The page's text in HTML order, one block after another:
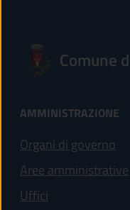
Comune
AMMINISTRAZIONE
Organi di governo
Aree amministrative
Uffici